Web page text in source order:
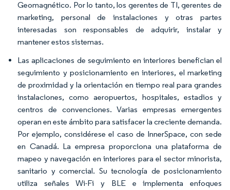
Geomagnético. Por lo tanto, los gerentes de TI, gerentes de
marketing, personal de instalaciones y otras partes
interesadas son responsables de adquirir, instalar y
mantener estos sistemas.
Las aplicaciones de seguimiento en interiores benefician el
seguimiento y posicionamiento en interiores, el marketing
de proximidad y la orientación en tiempo real para grandes
instalaciones, como aeropuertos, hospitales, estadios y
centros de convenciones. Varias empresas emergentes
operan en este ámbito para satisfacer la creciente demanda.
Por ejemplo, considérese el caso de InnerSpace, con sede
en Canadá. La empresa proporciona una plataforma de
mapeo y navegación en interiores para el sector minorista,
sanitario y comercial. Su tecnología de posicionamiento
utiliza señales Wi-Fi y BLE e implementa enfoques